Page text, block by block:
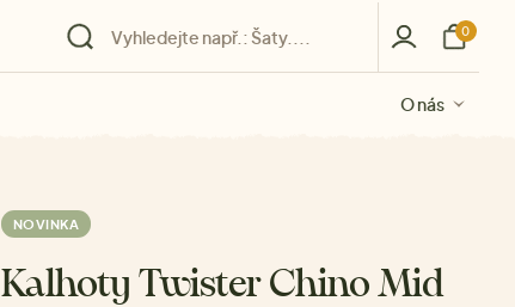
O nás
O nás
O nás
O nás
O nás
0
NOVINKA
Kalhoty Twister Chino Mid